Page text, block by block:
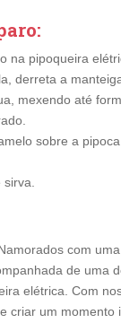
na pipoqueira
derreta a
mexendo até
sobre a
com
de uma
elétrica. Com
criar um momento